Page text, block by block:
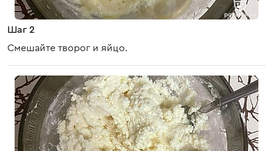
Шаг 2
Смешайте творог и яйцо.